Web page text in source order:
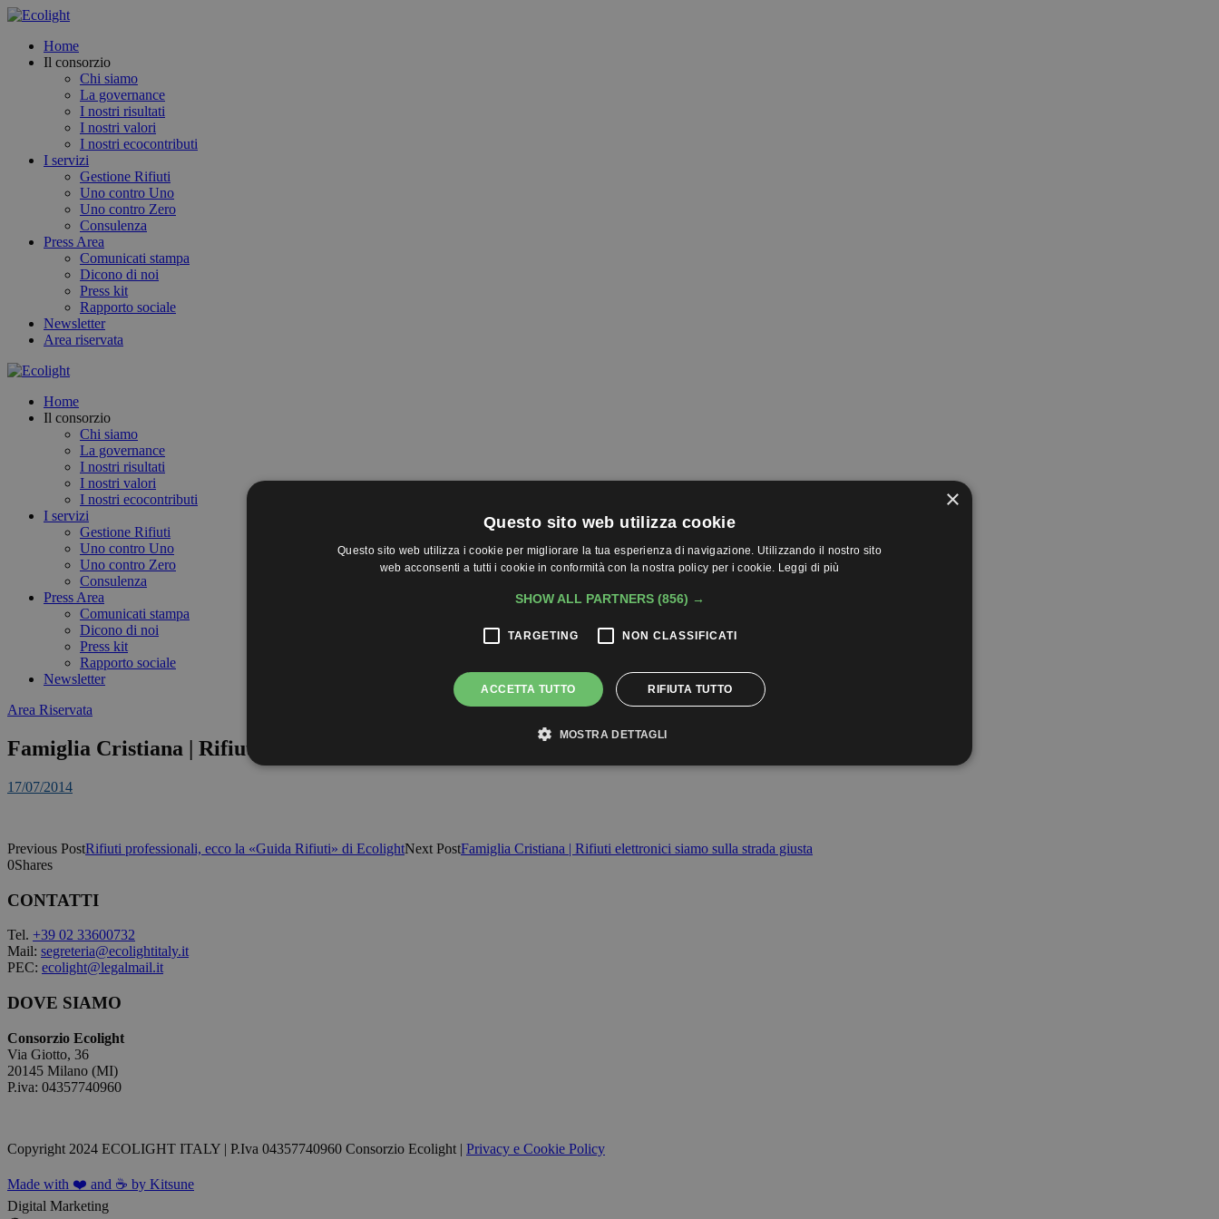
Home
Il consorzio
Chi siamo
La governance
I nostri risultati
I nostri valori
I nostri ecocontributi
I servizi
Gestione Rifiuti
Uno contro Uno
Uno contro Zero
Consulenza
Press Area
Comunicati stampa
Dicono di noi
Press kit
Rapporto sociale
Newsletter
Area riservata
Home
Il consorzio
Chi siamo
La governance
I nostri risultati
I nostri valori
I nostri ecocontributi
I servizi
Gestione Rifiuti
Uno contro Uno
Uno contro Zero
Consulenza
Press Area
Comunicati stampa
Dicono di noi
Press kit
Rapporto sociale
Newsletter
Area Riservata
Famiglia Cristiana | Rifiuti elettronici siamo sulla strada giusta
17/07/2014
Previous PostRifiuti professionali, ecco la «Guida Rifiuti» di EcolightNext PostFamiglia Cristiana | Rifiuti elettronici siamo sulla strada giusta
0Shares
CONTATTI
Tel. +39 02 33600732
Mail: segreteria@ecolightitaly.it
PEC: ecolight@legalmail.it
DOVE SIAMO
Consorzio Ecolight
Via Giotto, 36
20145 Milano (MI)
P.iva: 04357740960
Copyright 2024 ECOLIGHT ITALY | P.Iva 04357740960 Consorzio Ecolight | Privacy e Cookie Policy
Made with ❤️ and ☕ by Kitsune
Digital Marketing
×
Questo sito web utilizza cookie
Questo sito web utilizza i cookie per migliorare la tua esperienza di navigazione. Utilizzando il nostro sito
web acconsenti a tutti i cookie in conformità con la nostra policy per i cookie. Leggi di più
SHOW ALL PARTNERS (856) →
TARGETING NON CLASSIFICATI
ACCETTA TUTTO RIFIUTA TUTTO
MOSTRA DETTAGLI